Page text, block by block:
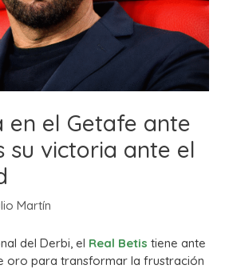
en el Getafe ante
su victoria ante el
Martín
del Derbi, el Real Betis tiene ante
oro para transformar la frustración